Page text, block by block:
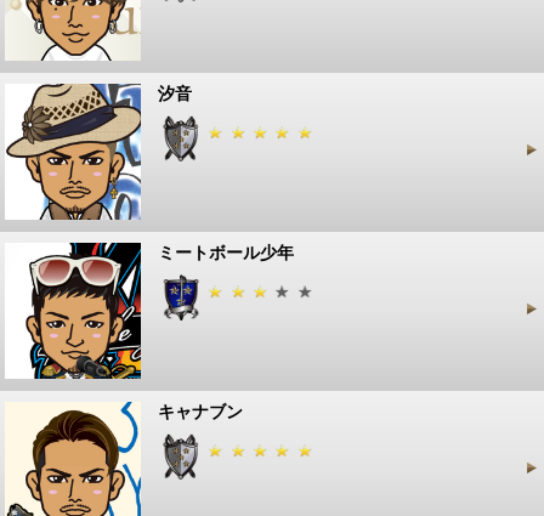
汐音
ミートボール少年
キャナブン